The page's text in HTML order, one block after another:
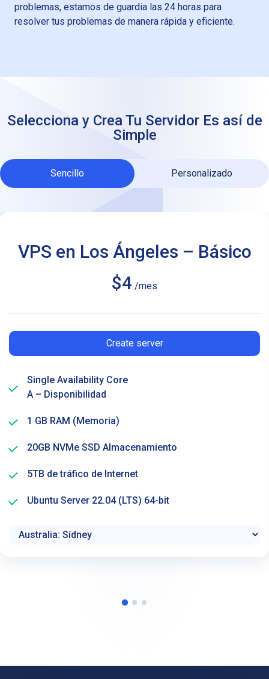
problemas, estamos de guardia las 24 horas para
resolver tus problemas de manera rápida y eficiente.
Selecciona y Crea Tu Servidor Es así de
Simple
Sencillo Personalizado
VPS en Los Ángeles – Básico
$4 /mes
Create server
Single Availability Core
A – Disponibilidad
1 GB RAM (Memoria)
20GB NVMe SSD Almacenamiento
5TB de tráfico de Internet
Ubuntu Server 22.04 (LTS) 64-bit